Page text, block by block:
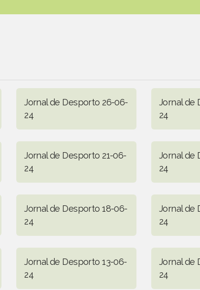
Jornal de Desporto 26-06-
24
Jornal de
24
Jornal de Desporto 21-06-
24
Jornal de
24
Jornal de Desporto 18-06-
24
Jornal de
24
Jornal de Desporto 13-06-
24
Jornal de
24